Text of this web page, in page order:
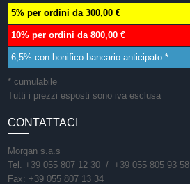
5% per ordini da 300,00 €
10% per ordini da 800,00 €
6,5% con bonifico bancario anticipato *
* cumulabile
Tutti i prezzi esposti sono iva esclusa
CONTATTACI
Morgan s.a.s
Tel. +39 055 807 12 30 / +39 055 805 93 58
Fax: +39 055 807 13 34